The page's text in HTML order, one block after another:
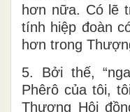
hơn nữa. Có lẽ
tính hiệp đoàn
hơn trong
5. Bởi thế,
Phêrô của tôi,
Thượng Hội